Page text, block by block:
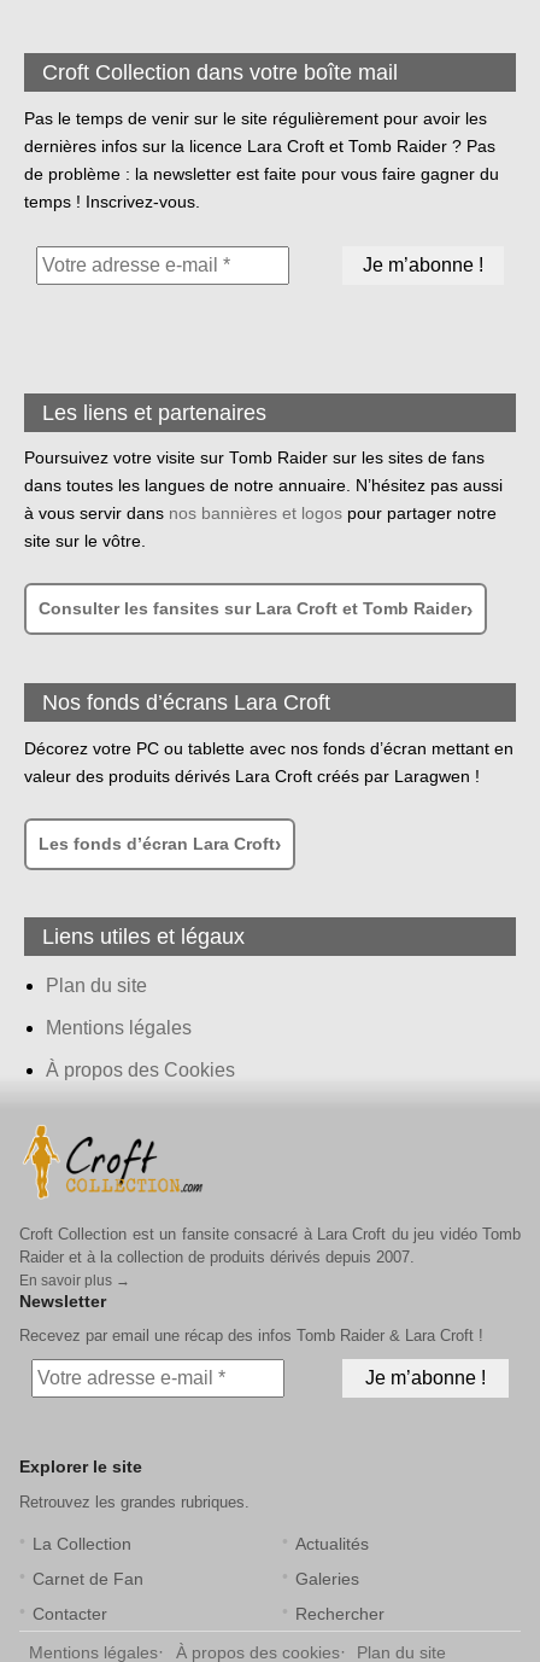
Croft Collection dans votre boîte mail
Pas le temps de venir sur le site régulièrement pour avoir les
dernières infos sur la licence Lara Croft et Tomb Raider ? Pas
de problème : la newsletter est faite pour vous faire gagner du
temps ! Inscrivez-vous.
Les liens et partenaires
Poursuivez votre visite sur Tomb Raider sur les sites de fans
dans toutes les langues de notre annuaire. N’hésitez pas aussi
à vous servir dans nos bannières et logos pour partager notre
site sur le vôtre.
Consulter les fansites sur Lara Croft et Tomb Raider
Nos fonds d’écrans Lara Croft
Décorez votre PC ou tablette avec nos fonds d’écran mettant en
valeur des produits dérivés Lara Croft créés par Laragwen !
Les fonds d’écran Lara Croft
Liens utiles et légaux
Plan du site
Mentions légales
À propos des Cookies
Croft Collection est un fansite consacré à Lara Croft du jeu vidéo Tomb
Raider et à la collection de produits dérivés depuis 2007.
En savoir plus →
Newsletter
Recevez par email une récap des infos Tomb Raider & Lara Croft !
Explorer le site
Retrouvez les grandes rubriques.
La Collection
Actualités
Carnet de Fan
Galeries
Contacter
Rechercher
Mentions légales À propos des cookies Plan du site